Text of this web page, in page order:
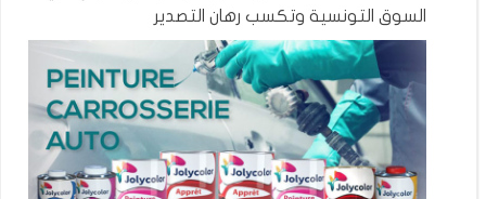
السوق التونسية وتكسب رهان التصدير